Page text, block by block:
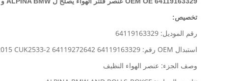
تخصيص:
رقم الموديل: 64119163329
استبدال OEM رقم: 64119163329 64119272642 WP2015 CUK2533-2
وصف الجزء: عنصر الهواء النظيف